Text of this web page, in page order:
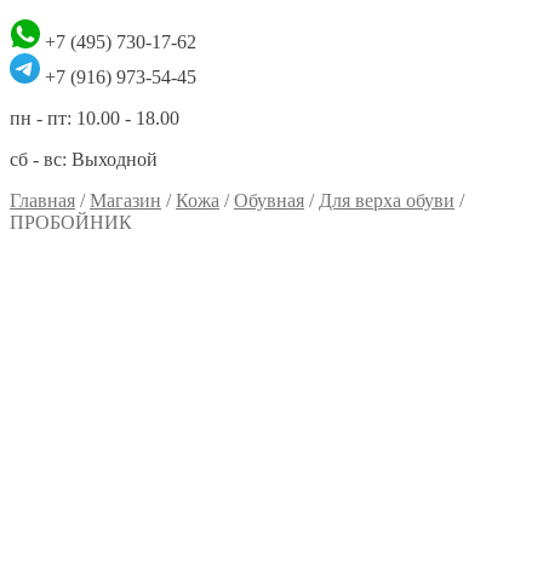
+7 (495) 730-17-62
+7 (916) 973-54-45
пн - пт: 10.00 - 18.00
сб - вс: Выходной
Главная /Магазин /Кожа /Обувная / Для верха обуви /
ПРОБОЙНИК